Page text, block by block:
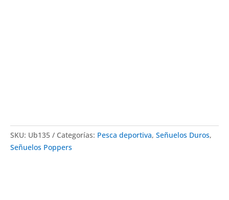
SKU: Ub135 Categorías: Pesca deportiva, Señuelos Duros,
Señuelos Poppers